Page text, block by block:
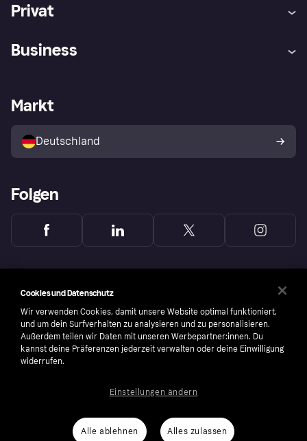
Privat
Klarna App
Shops entdecken
Käuferschutzrichtlinie
Dein Widerrufsrecht
Business
Händlerportal
Markt
Deutschland
Folgen
number: 556737-0431
Cookies und Datenschutz
Wir verwenden Cookies, damit unsere Website optimal funktioniert,
und um dein Surfverhalten zu analysieren und zu personalisieren.
Außerdem teilen wir Daten mit unseren Werbepartner:innen. Du
kannst deine Präferenzen jederzeit verwalten oder deine Einwilligung
widerrufen.
Alle ablehnen Alles zulassen
Einstellungen ändern